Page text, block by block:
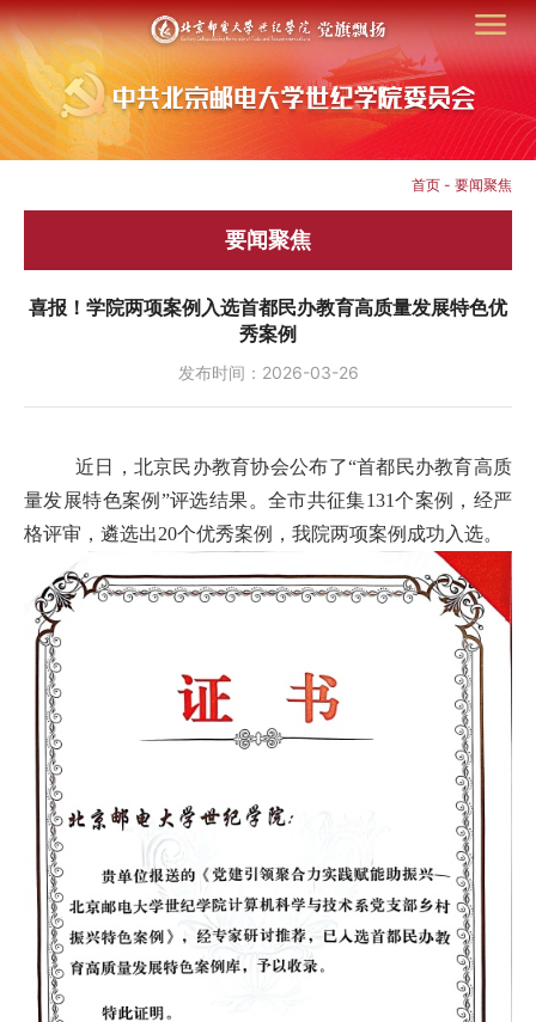
首页 - 要闻聚焦
要闻聚焦
喜报！学院两项案例入选首都民办教育高质量发展特色优
秀案例
发布时间：2026-03-26
近日，北京民办教育协会公布了“首都民办教育高质
量发展特色案例”评选结果。全市共征集131个案例，经严
格评审，遴选出20个优秀案例，我院两项案例成功入选。